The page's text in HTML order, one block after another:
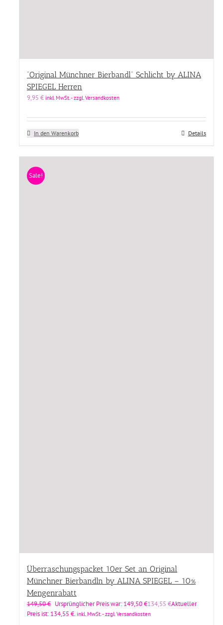
“Original Münchner Bierbandl” Schlicht by ALINA
SPIEGEL Herren
9,95 € inkl. MwSt. - zzgl. Versandkosten
In den Warenkorb Details
Sale!
Überraschungspacket 10er Set an Original
Münchner Bierbandln by ALINA SPIEGEL – 10%
Mengenrabatt
149,50€ Ursprünglicher Preis war: 149,50 €134,55 €Aktueller
Preis ist: 134,55 €. inkl. MwSt. - zzgl. Versandkosten